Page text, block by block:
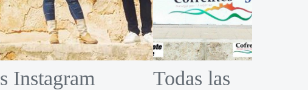
Instagram
Todas las